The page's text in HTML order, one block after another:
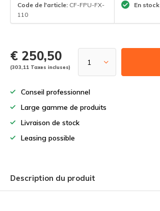
Code de l'article: CF-FPU-FX-
110
En stock
€ 250,50
(303,11 Taxes incluses)
Conseil professionnel
Large gamme de produits
Livraison de stock
Leasing possible
Description du produit